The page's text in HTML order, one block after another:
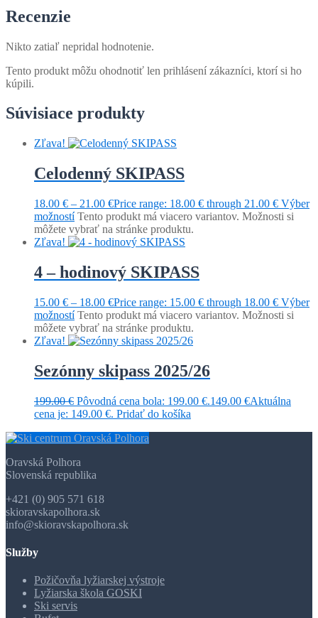
Recenzie
Nikto zatiaľ nepridal hodnotenie.
Tento produkt môžu ohodnotiť len prihlásení zákazníci, ktorí si ho
kúpili.
Súvisiace produkty
Zľava!
Celodenný SKIPASS
18.00 € – 21.00 €Price range: 18.00 € through 21.00 € Výber
možností Tento produkt má viacero variantov. Možnosti si
môžete vybrať na stránke produktu.
Zľava!
4 – hodinový SKIPASS
15.00 € – 18.00 €Price range: 15.00 € through 18.00 € Výber
možností Tento produkt má viacero variantov. Možnosti si
môžete vybrať na stránke produktu.
Zľava!
Sezónny skipass 2025/26
199.00€ Pôvodná cena bola: 199.00 €.149.00 €Aktuálna
cena je: 149.00 €. Pridať do košíka
Oravská Polhora
Slovenská republika
+421 (0) 905 571 618
skioravskapolhora.sk
info@skioravskapolhora.sk
Služby
Požičovňa lyžiarskej výstroje
Lyžiarska škola GOSKI
Ski servis